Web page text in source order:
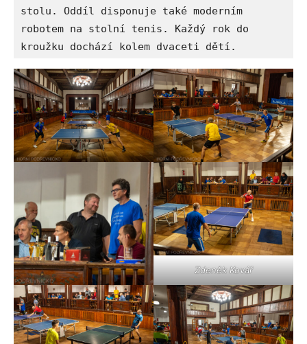
stolu. Oddíl disponuje také moderním
robotem na stolní tenis. Každý rok do
kroužku dochází kolem dvaceti dětí.
Zdeněk Kovář